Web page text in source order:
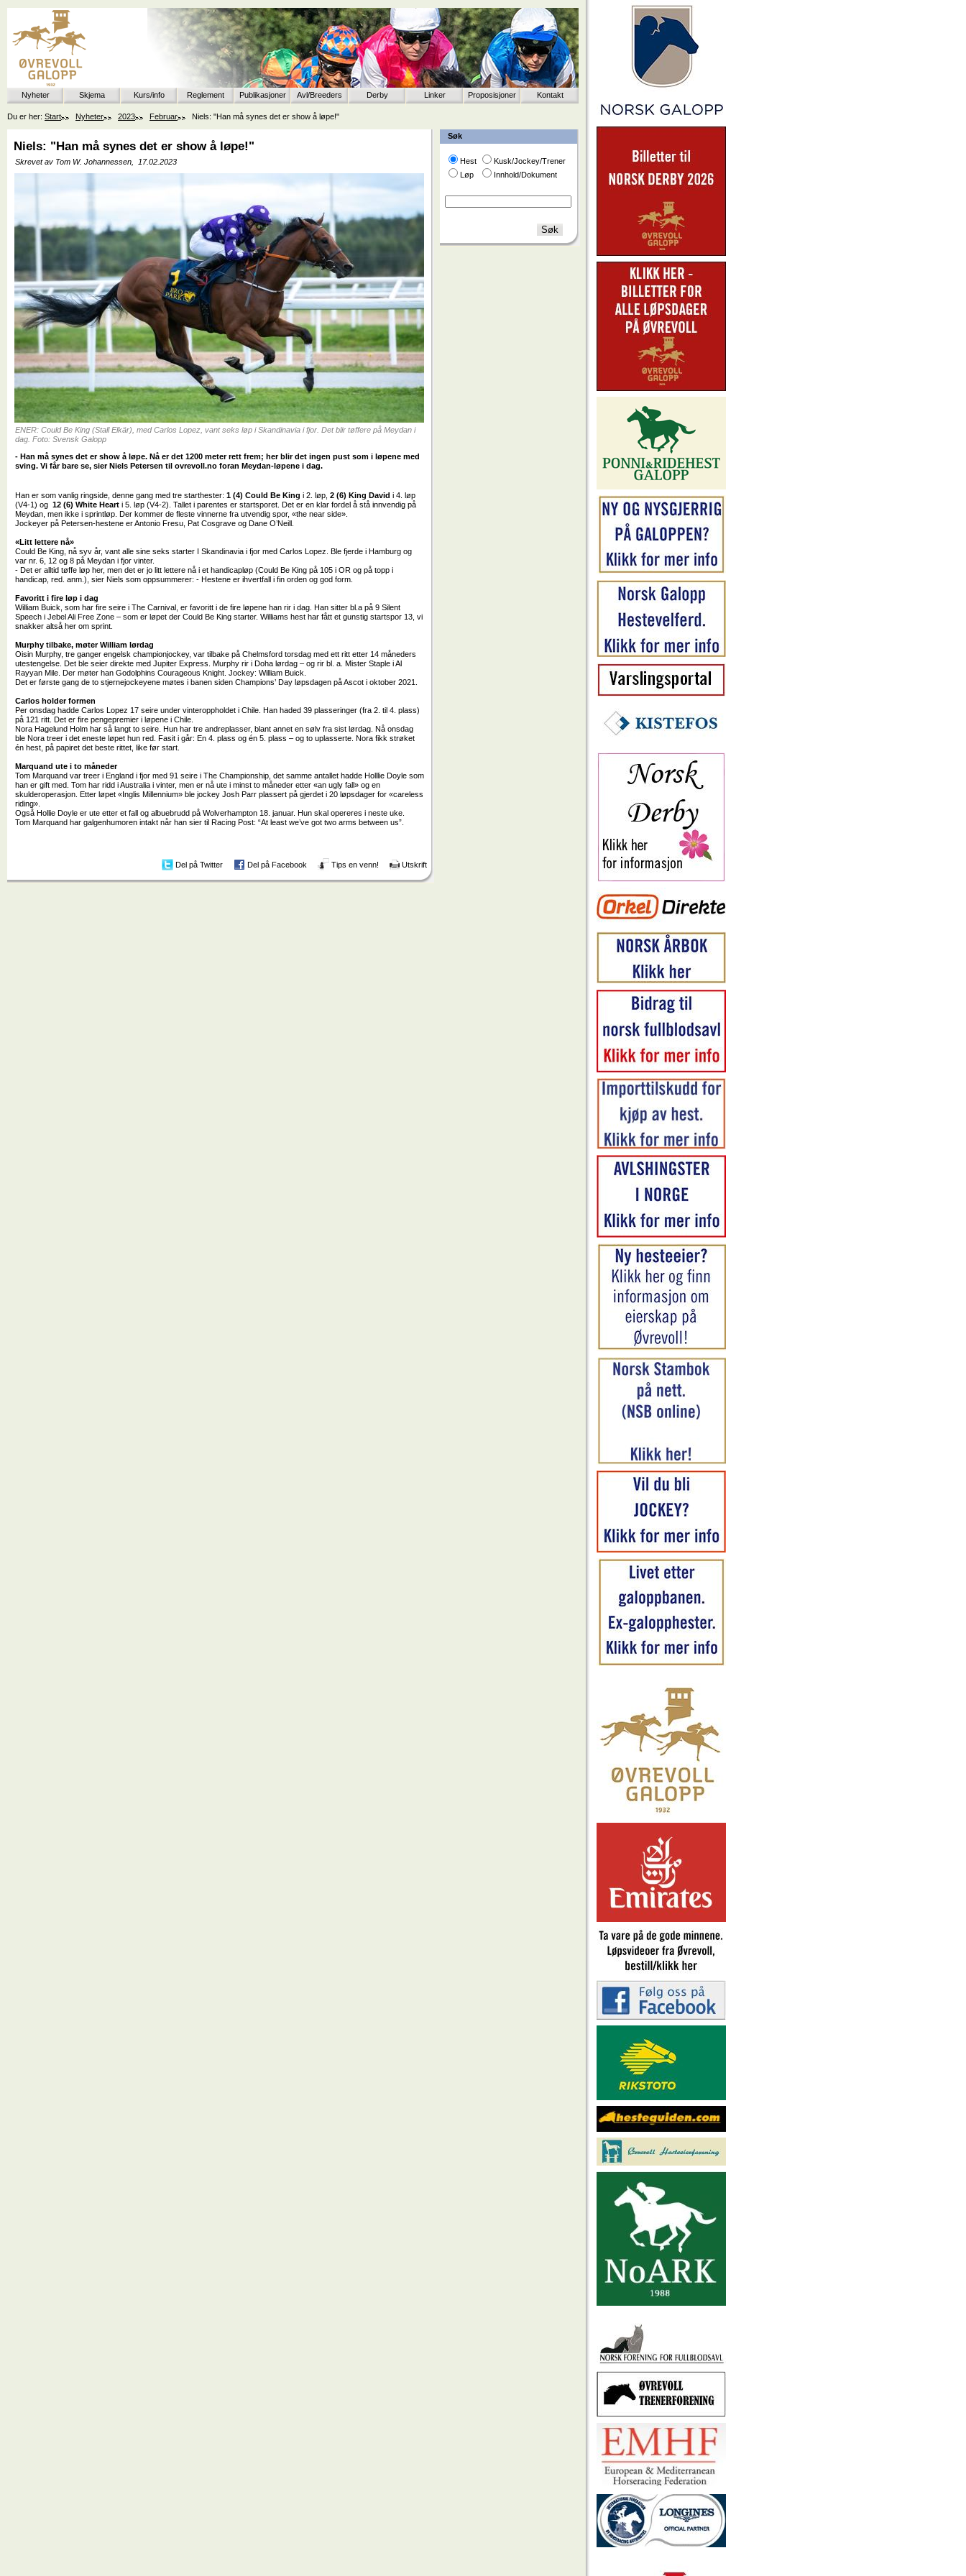
Nyheter Skjema Kurs/info Reglement Publikasjoner Avl/Breeders Derby Linker Proposisjoner Kontakt
Du er her: Start Nyheter 2023 Februar Niels: "Han må synes det er show å løpe!"
Søk
Hest
Kusk/Jockey/Trener
Løp
Innhold/Dokument
Niels: "Han må synes det er show å løpe!"
Skrevet av Tom W. Johannessen, 17.02.2023
ENER: Could Be King (Stall Elkär), med Carlos Lopez, vant seks løp i Skandinavia i fjor. Det blir tøffere på Meydan i
dag. Foto: Svensk Galopp
- Han må synes det er show å løpe. Nå er det 1200 meter rett frem; her blir det ingen pust som i løpene med
sving. Vi får bare se, sier Niels Petersen til ovrevoll.no foran Meydan-løpene i dag.
Han er som vanlig ringside, denne gang med tre starthester:1 (4) Could Be King i 2. løp, 2 (6) King David i 4. løp
(V4-1) og12 (6) White Heart i 5. løp (V4-2). Tallet i parentes er startsporet. Det er en klar fordel å stå innvendig på
Meydan, men ikke i sprintløp. Der kommer de fleste vinnerne fra utvendig spor, «the near side».
Jockeyer på Petersen-hestene er Antonio Fresu, Pat Cosgrave og Dane O’Neill.
«Litt lettere nå»
Could Be King, nå syv år, vant alle sine seks starter I Skandinavia i fjor med Carlos Lopez. Ble fjerde i Hamburg og
var nr. 6, 12 og 8 på Meydan i fjor vinter.
- Det er alltid tøffe løp her, men det er jo litt lettere nå i et handicapløp (Could Be King på 105 i OR og på topp i
handicap, red. anm.), sier Niels som oppsummerer: - Hestene er ihvertfall i fin orden og god form.
Favoritt i fire løp i dag
William Buick, som har fire seire i The Carnival, er favoritt i de fire løpene han rir i dag. Han sitter bl.a på 9 Silent
Speech i Jebel Ali Free Zone – som er løpet der Could Be King starter. Williams hest har fått et gunstig startspor 13, vi
snakker altså her om sprint.
Murphy tilbake, møter William lørdag
Oisin Murphy, tre ganger engelsk championjockey, var tilbake på Chelmsford torsdag med ett ritt etter 14 måneders
utestengelse. Det ble seier direkte med Jupiter Express. Murphy rir i Doha lørdag – og rir bl. a. Mister Staple i Al
Rayyan Mile. Der møter han Godolphins Courageous Knight. Jockey: William Buick.
Det er første gang de to stjernejockeyene møtes i banen siden Champions’ Day løpsdagen på Ascot i oktober 2021.
Carlos holder formen
Per onsdag hadde Carlos Lopez 17 seire under vinteroppholdet i Chile. Han haded 39 plasseringer (fra 2. til 4. plass)
på 121 ritt. Det er fire pengepremier i løpene i Chile.
Nora Hagelund Holm har så langt to seire. Hun har tre andreplasser, blant annet en sølv fra sist lørdag. Nå onsdag
ble Nora treer i det eneste løpet hun red. Fasit i går: En 4. plass og én 5. plass – og to uplasserte. Nora fikk strøket
én hest, på papiret det beste rittet, like før start.
Marquand ute i to måneder
Tom Marquand var treer i England i fjor med 91 seire i The Championship, det samme antallet hadde Holllie Doyle som
han er gift med. Tom har ridd i Australia i vinter, men er nå ute i minst to måneder etter «an ugly fall» og en
skulderoperasjon. Etter løpet «Inglis Millennium» ble jockey Josh Parr plassert på gjerdet i 20 løpsdager for «careless
riding».
Også Hollie Doyle er ute etter et fall og albuebrudd på Wolverhampton 18. januar. Hun skal opereres i neste uke.
Tom Marquand har galgenhumoren intakt når han sier til Racing Post: “At least we’ve got two arms between us”.
Del på Twitter Del på Facebook Tips en venn! Utskrift